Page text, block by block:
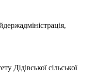
Дідівської сільської